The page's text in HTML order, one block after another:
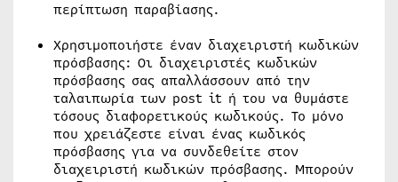
περίπτωση παραβίασης.
Χρησιμοποιήστε έναν διαχειριστή κωδικών
πρόσβασης: Οι διαχειριστές κωδικών
πρόσβασης σας απαλλάσσουν από την
ταλαιπωρία των post it ή του να θυμάστε
τόσους διαφορετικούς κωδικούς. Το μόνο
που χρειάζεστε είναι ένας κωδικός
πρόσβασης για να συνδεθείτε στον
διαχειριστή κωδικών πρόσβασης. Μπορούν